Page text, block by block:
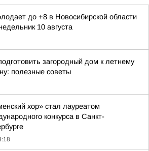
до +8 в Новосибирской области
10 августа
загородный дом к летнему
полезные советы
хор» стал лауреатом
конкурса в Санкт-